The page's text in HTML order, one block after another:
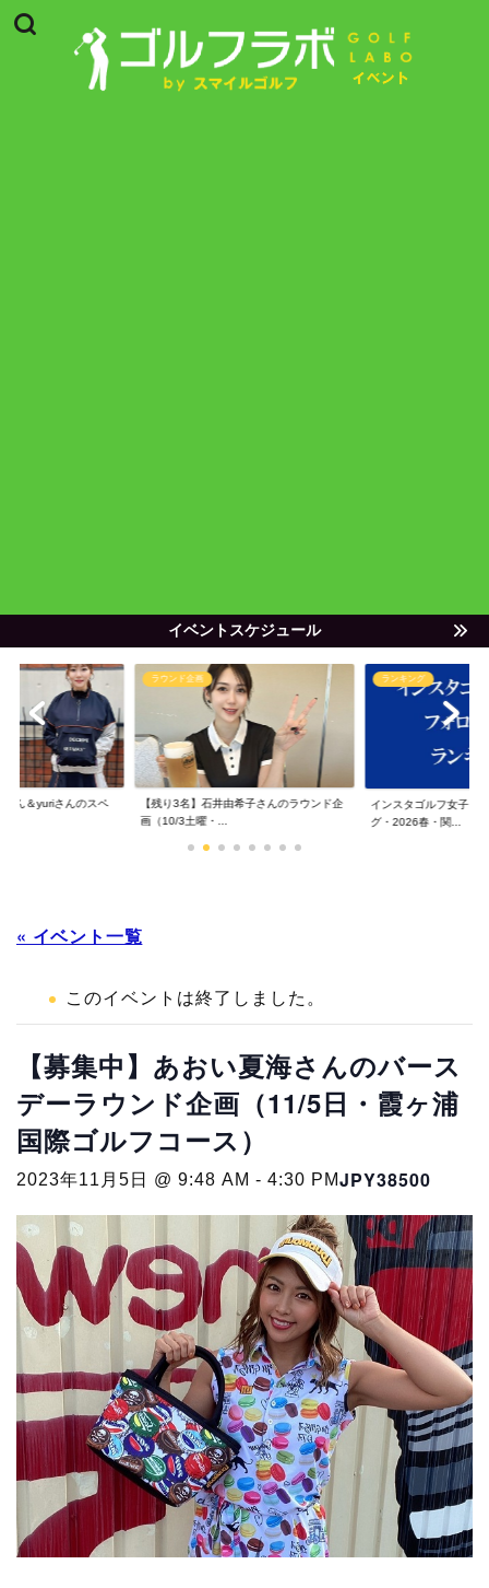
イベントスケジュール
ん＆yuriさんのスペ
ラウンド企画
【残り3名】石井由希子さんのラウンド企
画（10/3土曜・...
ランキング
インスタゴルフ女子フ
グ・2026春・関...
« イベント一覧
このイベントは終了しました。
【募集中】あおい夏海さんのバース
デーラウンド企画（11/5日・霞ヶ浦
国際ゴルフコース）
2023年11月5日 @ 9:48 AM - 4:30 PMJPY38500